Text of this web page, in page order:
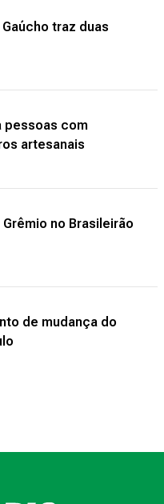
traz duas
pessoas com
artesanais
no Brasileirão
de mudança do